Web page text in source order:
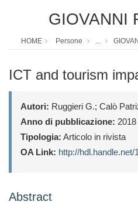
GIOVANNI
HOME Persone ...
ICT and tourism
Autori: Ruggieri G.; Calò
Anno di pubblicazione: 2018
Tipologia: Articolo in rivista
OA Link: http://hdl.handle.net/
Abstract